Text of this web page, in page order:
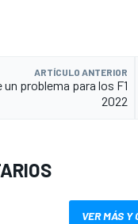
ARTÍCULO ANTERIOR
problema para los F1
2022
VER MÁS Y